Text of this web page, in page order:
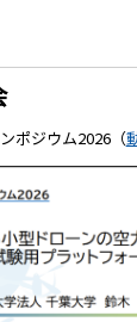
ポジウム2026（